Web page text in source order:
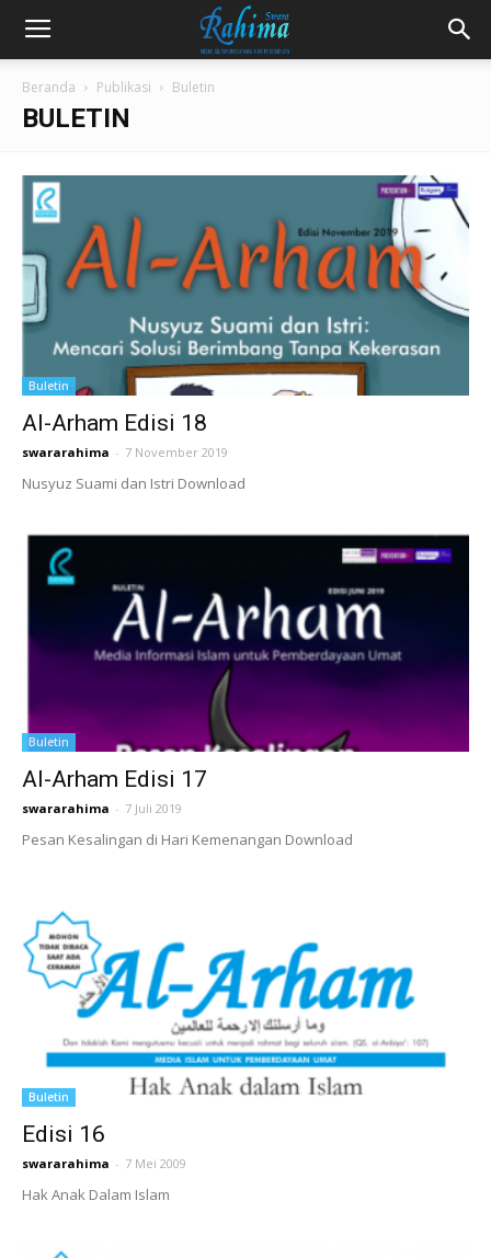
Beranda Publikasi Buletin
BULETIN
Buletin
Al-Arham Edisi 18
swararahima - 7 November 2019
Nusyuz Suami dan Istri Download
Buletin
Al-Arham Edisi 17
swararahima - 7 Juli 2019
Pesan Kesalingan di Hari Kemenangan Download
Buletin
Edisi 16
swararahima - 7 Mei 2009
Hak Anak Dalam Islam